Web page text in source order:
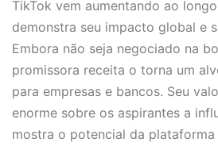
TikTok vem aumentando ao
demonstra seu impacto global e
Embora não seja negociado na
promissora receita o torna um
para empresas e bancos. Seu
enorme sobre os aspirantes a
mostra o potencial da